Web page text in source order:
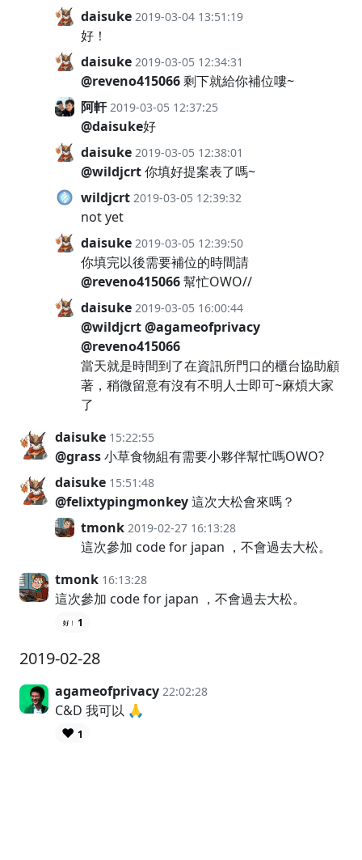
daisuke 2019-03-04 13:51:19
好！
daisuke 2019-03-05 12:34:31
@reveno415066剩下就給你補位嘍~
阿軒 2019-03-05 12:37:25
@daisuke好
daisuke 2019-03-05 12:38:01
@wildjcrt你填好提案表了嗎~
wildjcrt 2019-03-05 12:39:32
not yet
daisuke 2019-03-05 12:39:50
你填完以後需要補位的時間請
@reveno415066幫忙OWO//
daisuke 2019-03-05 16:00:44
@wildjcrt@agameofprivacy
@reveno415066
當天就是時間到了在資訊所門口的櫃台協助顧
著，稍微留意有沒有不明人士即可~麻煩大家
了
daisuke 15:22:55
@grass小草食物組有需要小夥伴幫忙嗎OWO?
daisuke 15:51:48
@felixtypingmonkey這次大松會來嗎？
tmonk 2019-02-27 16:13:28
這次參加 code for japan ，不會過去大松。
tmonk 16:13:28
這次參加 code for japan ，不會過去大松。
1
2019-02-28
agameofprivacy 22:02:28
C&D 我可以 🙏
❤️ 1